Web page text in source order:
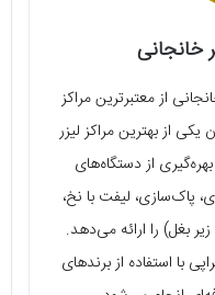
خانجانی
از معتبرترین مراکز
از بهترین مراکز لیزر
از دستگاه‌های
پاک‌سازی، لیفت با نخ،
بغل) را ارائه می‌دهد.
با استفاده از برندهای